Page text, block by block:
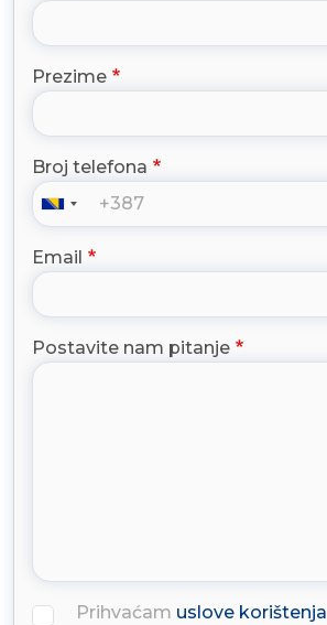
Prezime
Broj telefona
Email
Postavite nam pitanje
Prihvaćam uslove korištenja